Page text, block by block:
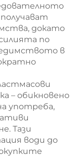
докато
по
в
– обикновено
употреба,
Тази
води до